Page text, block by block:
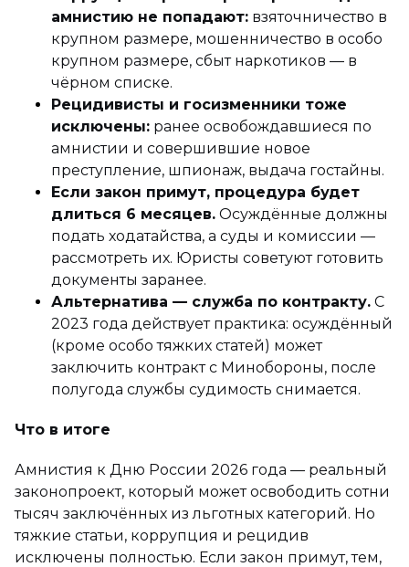
амнистию не попадают: взяточничество в
крупном размере, мошенничество в особо
крупном размере, сбыт наркотиков — в
чёрном списке.
Рецидивисты и госизменники тоже
исключены: ранее освобождавшиеся по
амнистии и совершившие новое
преступление, шпионаж, выдача гостайны.
Если закон примут, процедура будет
длиться 6 месяцев. Осуждённые должны
подать ходатайства, а суды и комиссии —
рассмотреть их. Юристы советуют готовить
документы заранее.
Альтернатива — служба по контракту. С
2023 года действует практика: осуждённый
(кроме особо тяжких статей) может
заключить контракт с Минобороны, после
полугода службы судимость снимается.
Что в итоге
Амнистия к Дню России 2026 года — реальный
законопроект, который может освободить сотни
тысяч заключённых из льготных категорий. Но
тяжкие статьи, коррупция и рецидив
исключены полностью. Если закон примут, тем,